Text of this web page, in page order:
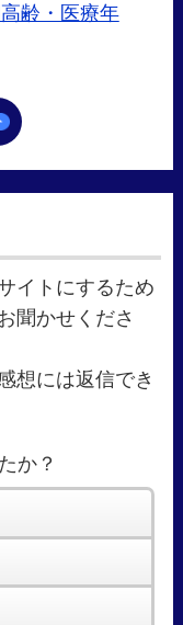
齢・医療年
イトにするため
聞かせくださ
想には返信でき
か？